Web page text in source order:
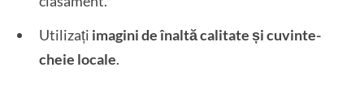
Utilizați imagini de înaltă calitate și cuvinte-
cheie locale.